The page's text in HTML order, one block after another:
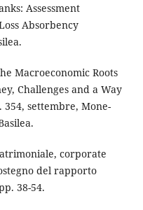
Assessment
Absorbency
Macroeconomic Roots
Challenges and a Way
settembre, Mone-
corporate
del rapporto
38-54.